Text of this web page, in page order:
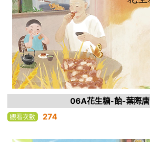
06A花生糖-飴-葉際唐
觀看次數 274